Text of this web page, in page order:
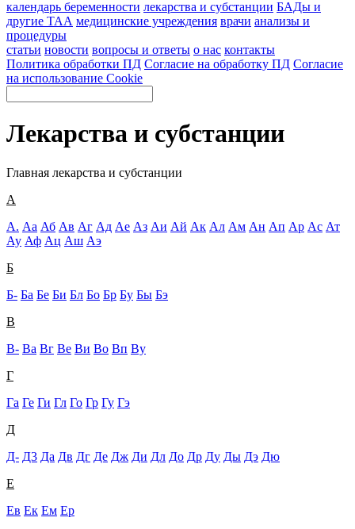
календарь беременности лекарства и субстанции БАДы и
другие ТАА медицинские учреждения врачи анализы и
процедуры
статьи новости вопросы и ответы о нас контакты
Политика обработки ПД Согласие на обработку ПД Согласие
на использование Cookie
Лекарства и субстанции
Главная лекарства и субстанции
А
А. Аа Аб Ав Аг Ад Ае Аз Аи Ай Ак Ал Ам Ан Ап Ар Ас Ат
Ау Аф Ац Аш Аэ
Б
Б- Ба Бе Би Бл Бо Бр Бу Бы Бэ
В
В- Ва Вг Ве Ви Во Вп Ву
Г
Га Ге Ги Гл Го Гр Гу Гэ
Д
Д- Д3 Да Дв Дг Де Дж Ди Дл До Др Ду Ды Дэ Дю
Е
Ев Ек Ем Ер